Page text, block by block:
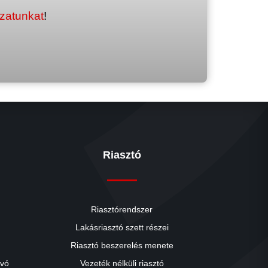
!
Riasztó
Riasztórendszer
Lakásriasztó szett részei
Riasztó beszerelés menete
Vezeték nélküli riasztó